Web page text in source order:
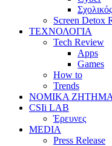
Screen Detox
ΤΕΧΝΟΛΟΓΙΑ
Tech Review
Apps
Games
How to
Trends
ΝΟΜΙΚΑ
CSIi LAB
Έρευνες
MEDIA
Press Release